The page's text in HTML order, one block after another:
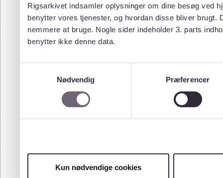
Rigsarkivet indsamler oplysninger om dine besøg ved
benytter vores tjenester, og hvordan disse bliver
nemmere at bruge. Nogle sider indeholder 3. parts
benytter ikke denne data.
Nødvendig
Præferencer
Kun nødvendige cookies